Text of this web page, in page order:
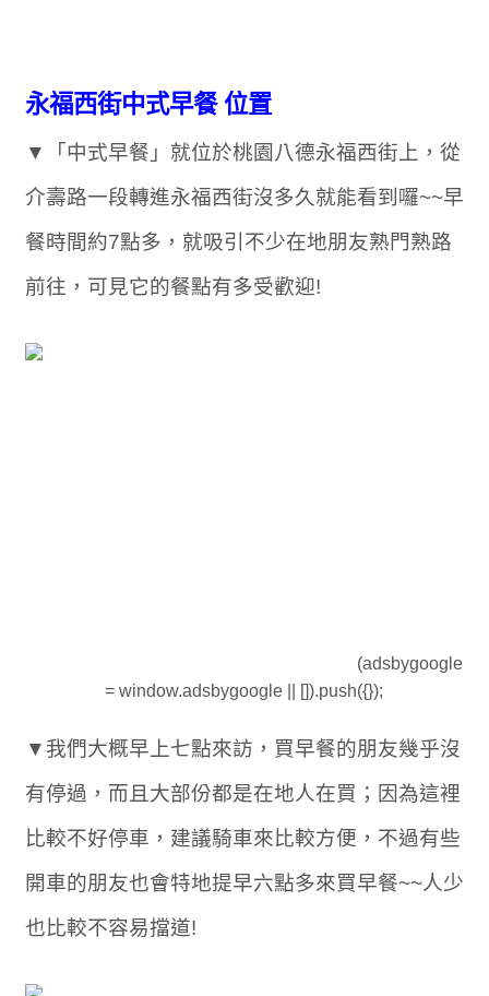
永福西街中式早餐 位置
▼「中式早餐」就位於桃園八德永福西街上，從
介壽路一段轉進永福西街沒多久就能看到囉~~早
餐時間約7點多，就吸引不少在地朋友熟門熟路
前往，可見它的餐點有多受歡迎!
(adsbygoogle
= window.adsbygoogle || []).push({});
▼我們大概早上七點來訪，買早餐的朋友幾乎沒
有停過，而且大部份都是在地人在買；因為這裡
比較不好停車，建議騎車來比較方便，不過有些
開車的朋友也會特地提早六點多來買早餐~~人少
也比較不容易擋道!